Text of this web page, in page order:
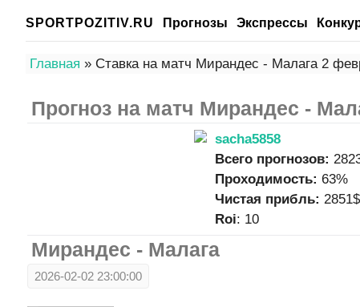
SPORTPOZITIV.RU Прогнозы Экспрессы
Главная » Ставка на матч Мирандес - Малага 2
Прогноз на матч Мирандес -
sacha5858
Всего прогнозов:
Проходимость: 63%
Чистая прибль: 2851$
Roi: 10
Мирандес - Малага
2026-02-02 23:00:00